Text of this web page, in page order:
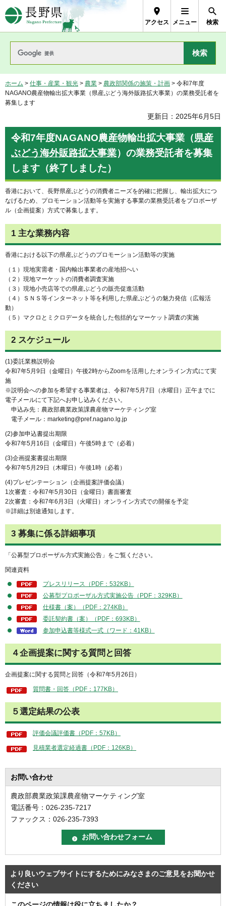
長野県Nagano Prefecture
アクセス メニュー 検索
ホーム > 仕事・産業・観光 > 農業 > 農政部関係の施策・計画 > 令和7年度
NAGANO農産物輸出拡大事業（県産ぶどう海外販路拡大事業）の業務受託者を
募集します
更新日：2025年6月5日
令和7年度NAGANO農産物輸出拡大事業（県産
ぶどう海外販路拡大事業） の業務受託者を募集
します（終了しました）
香港において、長野県産ぶどうの消費者ニーズを的確に把握し、輸出拡大につ
なげるため、プロモーション活動等を実施する事業の業務受託者をプロポーザ
ル（企画提案）方式で募集します。
1 主な業務内容
香港における以下の県産ぶどうのプロモーション活動等の実施
（１）現地実需者・国内輸出事業者の産地招へい
（２）現地マーケットの消費者調査実施
（３）現地小売店等での県産ぶどうの販売促進活動
（４）ＳＮＳ等インターネット等を利用した県産ぶどうの魅力発信（広報活
動）
（５）マクロとミクロデータを統合した包括的なマーケット調査の実施
2 スケジュール
(1)委託業務説明会
令和7年5月9日（金曜日）午後2時からZoomを活用したオンライン方式にて実
施
※説明会への参加を希望する事業者は、令和7年5月7日（水曜日）正午までに
電子メールにて下記へお申し込みください。
申込み先：農政部農業政策課農産物マーケティング室
電子メール：marketing@pref.nagano.lg.jp
(2)参加申込書提出期限
令和7年5月16日（金曜日）午後5時まで（必着）
(3)企画提案書提出期限
令和7年5月29日（木曜日）午後1時（必着）
(4)プレゼンテーション（企画提案評価会議）
1次審査：令和7年5月30日（金曜日）書面審査
2次審査：令和7年6月3日（火曜日）オンライン方式での開催を予定
※詳細は別途通知します。
3 募集に係る詳細事項
「公募型プロポーザル方式実施公告」をご覧ください。
関連資料
プレスリリース（PDF：532KB）
公募型プロポーザル方式実施公告（PDF：329KB）
仕様書（案）（PDF：274KB）
委託契約書（案）（PDF：693KB）
参加申込書等様式一式（ワード：41KB）
４企画提案に関する質問と回答
企画提案に関する質問と回答（令和7年5月26日）
質問書・回答（PDF：177KB）
５選定結果の公表
評価会議評価書（PDF：57KB）
見積業者選定経過書（PDF：126KB）
お問い合わせ
農政部農業政策課農産物マーケティング室
電話番号：026-235-7217
ファックス：026-235-7393
より良いウェブサイトにするためにみなさまのご意見をお聞かせ
ください